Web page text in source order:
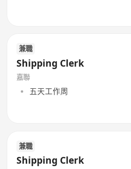
兼職
Shipping Clerk
嘉聯
五天工作周
兼職
Shipping Clerk